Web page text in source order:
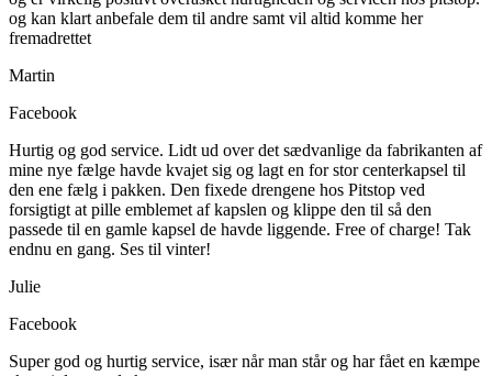
og kan klart anbefale dem til andre samt vil altid komme her
fremadrettet
Martin
Facebook
Hurtig og god service. Lidt ud over det sædvanlige da fabrikanten af
mine nye fælge havde kvajet sig og lagt en for stor centerkapsel til
den ene fælg i pakken. Den fixede drengene hos Pitstop ved
forsigtigt at pille emblemet af kapslen og klippe den til så den
passede til en gamle kapsel de havde liggende. Free of charge! Tak
endnu en gang. Ses til vinter!
Julie
Facebook
Super god og hurtig service, især når man står og har fået en kæmpe